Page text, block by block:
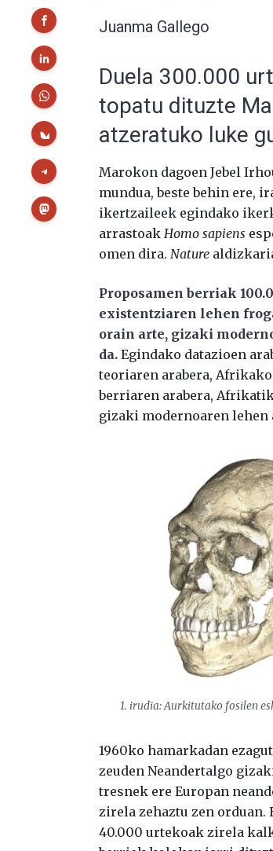
Juanma Gallego
Duela 300.000
topatu dituzte
atzeratuko luke
Marokon dagoen Jebel
mundua, beste behin ere,
ikertzaileek egindako
arrastoakHomo sapiens
omen dira.Nature
Proposamen berriak
existentziaren lehen
orain arte, gizaki
da. Egindako datazioen
teoriaren arabera,
berriaren arabera,
gizaki modernoaren lehen
1. irudia: Aurkitutako fosilen
1960ko hamarkadan
zeuden Neandertalgo
tresnek ere Europan
zirela zehaztu zen orduan.
40.000 urtekoak zirela